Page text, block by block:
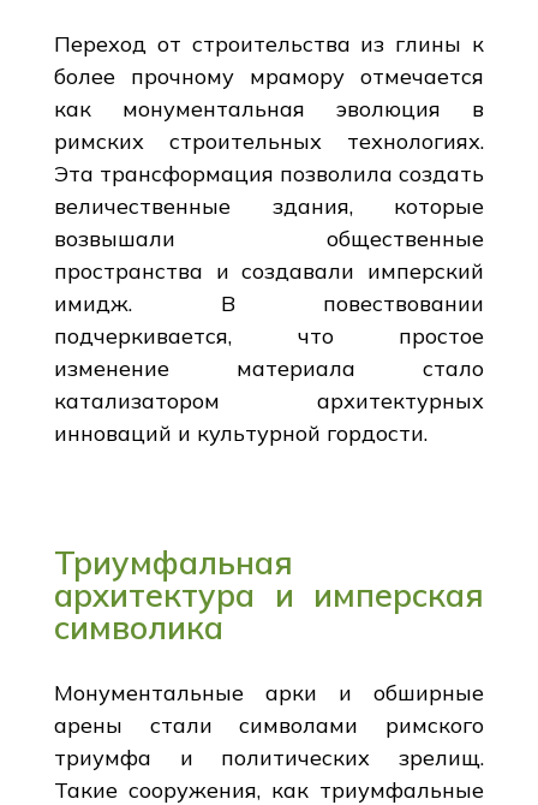
Переход от строительства из глины к
более прочному мрамору отмечается
как монументальная эволюция в
римских строительных технологиях.
Эта трансформация позволила создать
величественные здания, которые
возвышали общественные
пространства и создавали имперский
имидж. В повествовании
подчеркивается, что простое
изменение материала стало
катализатором архитектурных
инноваций и культурной гордости.
Триумфальная
архитектура и имперская
символика
Монументальные арки и обширные
арены стали символами римского
триумфа и политических зрелищ.
Такие сооружения, как триумфальные